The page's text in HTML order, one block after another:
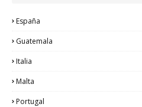
España
Guatemala
Italia
Malta
Portugal